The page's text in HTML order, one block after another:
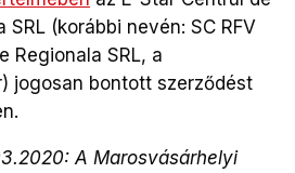
(korábbi nevén: SC RFV
Regionala SRL, a
jogosan bontott szerződést
A Marosvásárhelyi